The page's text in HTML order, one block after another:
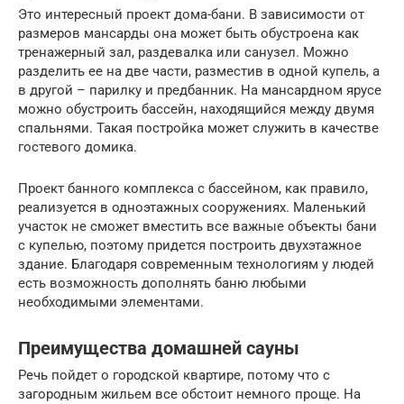
Это интересный проект дома-бани. В зависимости от
размеров мансарды она может быть обустроена как
тренажерный зал, раздевалка или санузел. Можно
разделить ее на две части, разместив в одной купель, а
в другой – парилку и предбанник. На мансардном ярусе
можно обустроить бассейн, находящийся между двумя
спальнями. Такая постройка может служить в качестве
гостевого домика.
Проект банного комплекса с бассейном, как правило,
реализуется в одноэтажных сооружениях. Маленький
участок не сможет вместить все важные объекты бани
с купелью, поэтому придется построить двухэтажное
здание. Благодаря современным технологиям у людей
есть возможность дополнять баню любыми
необходимыми элементами.
Преимущества домашней сауны
Речь пойдет о городской квартире, потому что с
загородным жильем все обстоит немного проще. На